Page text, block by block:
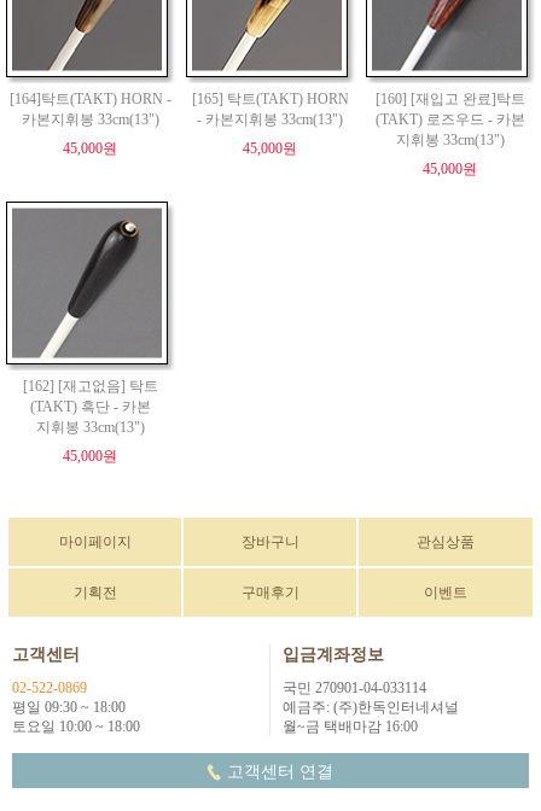
[164]탁트(TAKT) HORN -
카본지휘봉 33cm(13")
45,000원
[165] 탁트(TAKT) HORN
- 카본지휘봉 33cm(13")
45,000원
[160] [재입고 완료]탁트
(TAKT) 로즈우드 - 카본
지휘봉 33cm(13")
45,000원
[162] [재고없음] 탁트
(TAKT) 흑단 - 카본
지휘봉 33cm(13")
45,000원
마이페이지 장바구니 관심상품
기획전 구매후기 이벤트
고객센터
02-522-0869
평일 09:30 ~ 18:00
토요일 10:00 ~ 18:00
입금계좌정보
국민 270901-04-033114
예금주: (주)한독인터네셔널
월~금 택배마감 16:00
고객센터 연결